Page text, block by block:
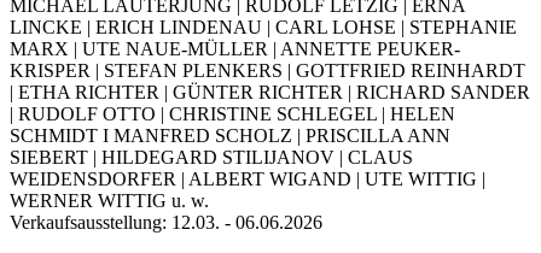
MICHAEL LAUTERJUNG | RUDOLF LETZIG | ERNA
LINCKE | ERICH LINDENAU | CARL LOHSE | STEPHANIE
MARX | UTE NAUE-MÜLLER | ANNETTE PEUKER-
KRISPER | STEFAN PLENKERS | GOTTFRIED REINHARDT
| ETHA RICHTER | GÜNTER RICHTER | RICHARD SANDER
| RUDOLF OTTO | CHRISTINE SCHLEGEL | HELEN
SCHMIDT I MANFRED SCHOLZ | PRISCILLA ANN
SIEBERT | HILDEGARD STILIJANOV | CLAUS
WEIDENSDORFER | ALBERT WIGAND | UTE WITTIG |
WERNER WITTIG u. w.
Verkaufsausstellung: 12.03. - 06.06.2026